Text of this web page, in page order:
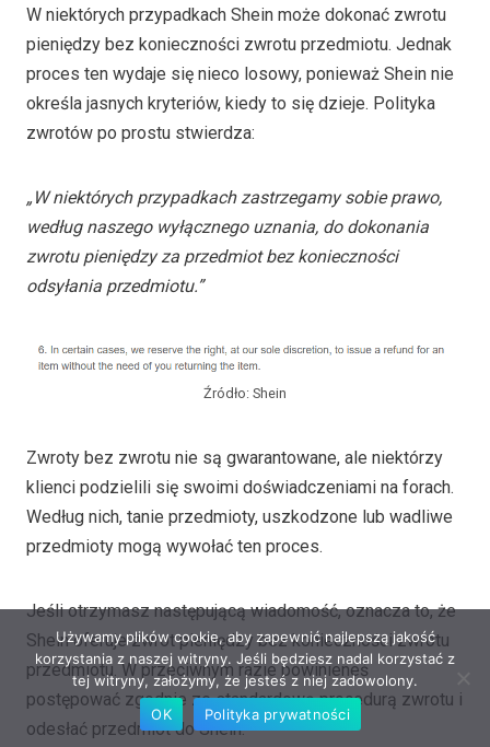
W niektórych przypadkach Shein może dokonać zwrotu
pieniędzy bez konieczności zwrotu przedmiotu. Jednak
proces ten wydaje się nieco losowy, ponieważ Shein nie
określa jasnych kryteriów, kiedy to się dzieje. Polityka
zwrotów po prostu stwierdza:
„W niektórych przypadkach zastrzegamy sobie prawo,
według naszego wyłącznego uznania, do dokonania
zwrotu pieniędzy za przedmiot bez konieczności
odsyłania przedmiotu.”
Źródło: Shein
Zwroty bez zwrotu nie są gwarantowane, ale niektórzy
klienci podzielili się swoimi doświadczeniami na forach.
Według nich, tanie przedmioty, uszkodzone lub wadliwe
przedmioty mogą wywołać ten proces.
Jeśli otrzymasz następującą wiadomość, oznacza to, że
Shein oferuje zwrot pieniędzy bez konieczności zwrotu
przedmiotu. W przeciwnym razie powinieneś
postępować zgodnie ze standardową procedurą zwrotu i
odesłać przedmiot do Shein.
Używamy plików cookie, aby zapewnić najlepszą jakość
korzystania z naszej witryny. Jeśli będziesz nadal korzystać z
tej witryny, założymy, że jesteś z niej zadowolony.
OK
Polityka prywatności